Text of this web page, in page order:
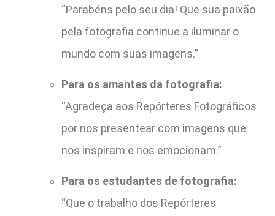
“Parabéns pelo seu dia! Que sua paixão
pela fotografia continue a iluminar o
mundo com suas imagens.”
Para os amantes da fotografia:
“Agradeça aos Repórteres Fotográficos
por nos presentear com imagens que
nos inspiram e nos emocionam.”
Para os estudantes de fotografia:
“Que o trabalho dos Repórteres